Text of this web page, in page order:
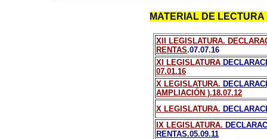
MATERIAL DE
XII LEGISLATURA.
RENTAS.07.07.16
XI LEGISLATURA
07.01.16
X LEGISLATURA.
AMPLIACIÓN ).18.07.12
X LEGISLATURA.
IX LEGISLATURA.
RENTAS.05.09.11